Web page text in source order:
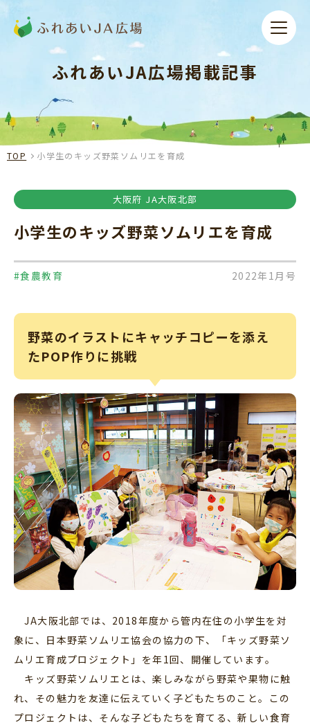
ふれあいJA広場掲載記事
TOP 小学生のキッズ野菜ソムリエを育成
大阪府 JA大阪北部
小学生のキッズ野菜ソムリエを育成
#食農教育 2022年1月号
野菜のイラストにキャッチコピーを添え
たPOP作りに挑戦
JA大阪北部では、2018年度から管内在住の小学生を対
象に、日本野菜ソムリエ協会の協力の下、「キッズ野菜ソ
ムリエ育成プロジェクト」を年1回、開催しています。
キッズ野菜ソムリエとは、楽しみながら野菜や果物に触
れ、その魅力を友達に伝えていく子どもたちのこと。この
プロジェクトは、そんな子どもたちを育てる、新しい食育